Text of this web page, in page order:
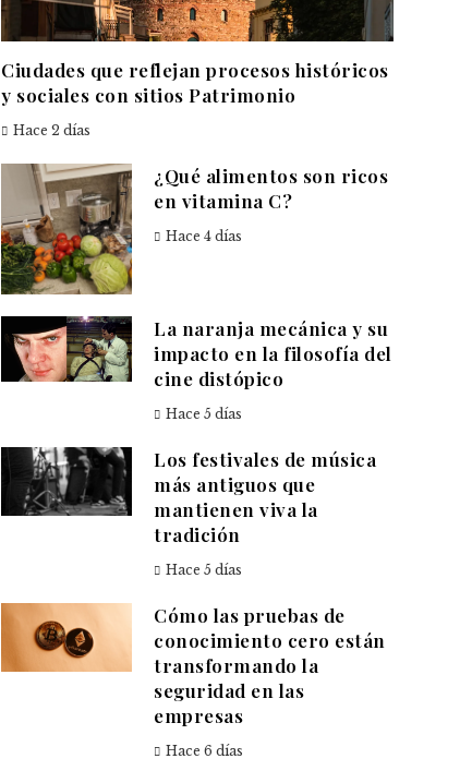
Ciudades que reflejan procesos históricos
y sociales con sitios Patrimonio
Hace 2 días
¿Qué alimentos son ricos
en vitamina C?
Hace 4 días
La naranja mecánica y su
impacto en la filosofía del
cine distópico
Hace 5 días
Los festivales de música
más antiguos que
mantienen viva la
tradición
Hace 5 días
Cómo las pruebas de
conocimiento cero están
transformando la
seguridad en las
empresas
Hace 6 días